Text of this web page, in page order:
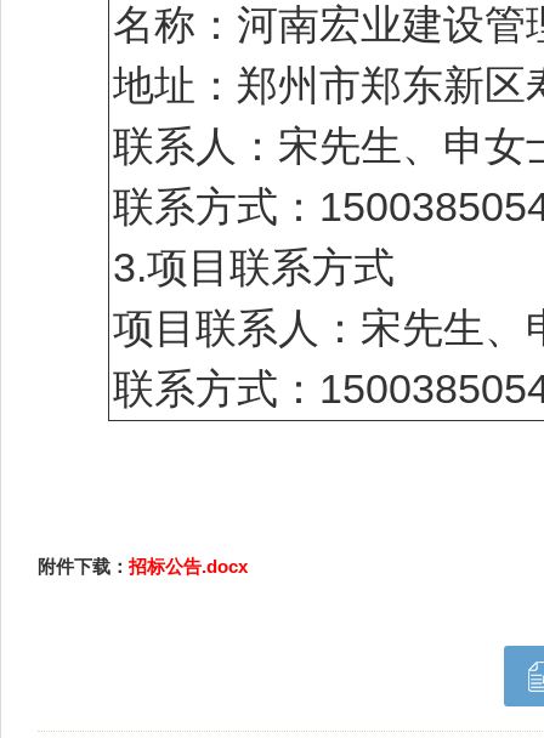
名称：河南宏业建设管
地址：郑州市郑东新区
联系人：宋先生、申女
联系方式：
3.项目联系方式
项目联系人：宋先生、
联系方式：
附件下载： 招标公告.docx